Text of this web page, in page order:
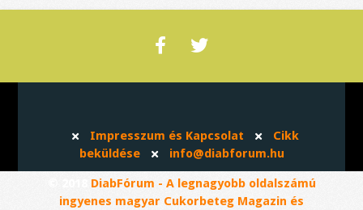
Impresszum és Kapcsolat
Cikk
beküldése
info@diabforum.hu
DiabFórum - A legnagyobb oldalszámú
ingyenes magyar Cukorbeteg Magazin és